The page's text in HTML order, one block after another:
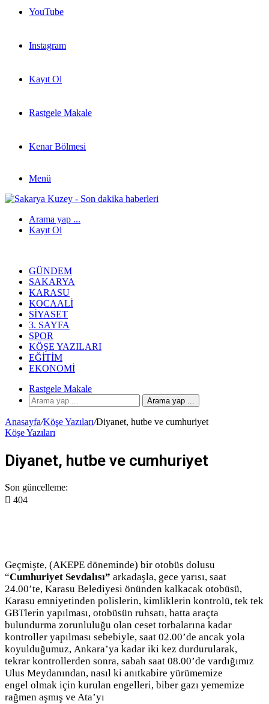
YouTube
Instagram
Kayıt Ol
Rastgele Makale
Kenar Bölmesi
Menü
Arama yap ...
Kayıt Ol
GÜNDEM
SAKARYA
KARASU
KOCAALI
SIYASET
3. SAYFA
SPOR
KÖŞE YAZILARI
EĞITIM
EKONOMI
Rastgele Makale
Arama yap ...
Anasayfa/Köşe Yazıları/Diyanet, hutbe ve cumhuriyet
Köşe Yazıları
Diyanet, hutbe ve cumhuriyet
Son güncelleme:
404
Geçmişte, (AKEPE döneminde) bir otobüs dolusu
“Cumhuriyet Sevdalısı” arkadaşla, gece yarısı, saat
24.00’te, Karasu Belediyesi önünden kalkacak otobüsü,
Karasu emniyetinden polislerin, kimliklerin kontrolü, tek tek
GBTlerin yapılması, otobüsün ruhsatı, hatta araçta
bulundurma zorunluluğu olan ceset torbalarına kadar
kontroller yapılması sebebiyle, saat 02.00’de ancak yola
koyulduğumuz, Ankara’ya kadar iki kez durdurularak,
tekrar kontrollerden sonra, sabah saat 08.00’de vardığımız
Ulus Meydanından, nasıl ki anıtkabire yürümemize
engel olmak için kurulan engelleri, biber gazı yememize
rağmen aşmış ve Ata’yı